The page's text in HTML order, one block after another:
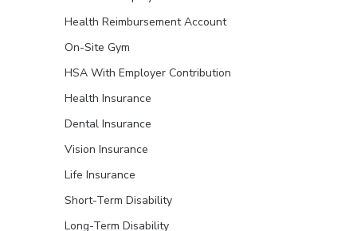
Health Reimbursement Account
On-Site Gym
HSA With Employer Contribution
Health Insurance
Dental Insurance
Vision Insurance
Life Insurance
Short-Term Disability
Long-Term Disability